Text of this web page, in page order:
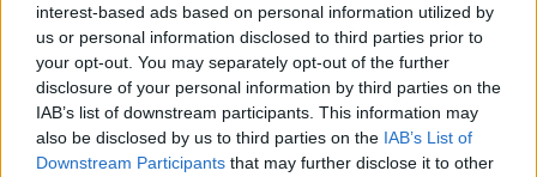
interest-based ads based on personal information utilized by
us or personal information disclosed to third parties prior to
your opt-out. You may separately opt-out of the further
disclosure of your personal information by third parties on the
IAB’s list of downstream participants. This information may
also be disclosed by us to third parties on the IAB’s List of
Downstream Participants that may further disclose it to other
Ζώδια
Pet
Πίστη